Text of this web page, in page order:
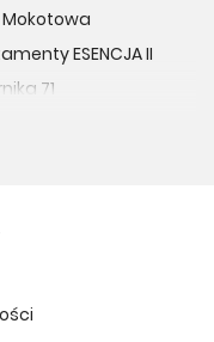
ESENCJA II
71
Park